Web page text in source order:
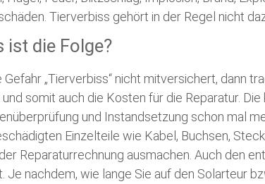
Tierverbiss gehört in der Regel nicht
ist die Folge?
Gefahr „Tierverbiss“ nicht mitversichert, dann
und somit auch die Kosten für die Reparatur.
und Instandsetzung schon mal
Einzelteile wie Kabel, Buchsen,
Reparaturrechnung ausmachen. Auch den
Je nachdem, wie lange Sie auf den Solarteur